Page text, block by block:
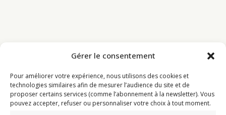
Gérer le consentement
Pour améliorer votre expérience, nous utilisons des cookies et
technologies similaires afin de mesurer l’audience du site et de
proposer certains services (comme l’abonnement à la newsletter). Vous
pouvez accepter, refuser ou personnaliser votre choix à tout moment.
Programme
Actualités